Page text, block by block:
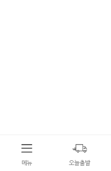
메뉴 오늘출발